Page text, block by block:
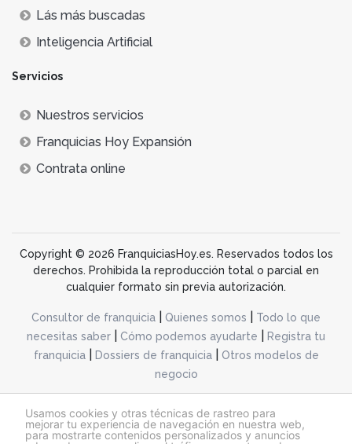
Usamos cookies y otras técnicas de rastreo para
mejorar tu experiencia de navegación en nuestra web,
para mostrarte contenidos personalizados y anuncios
Lás más buscadas
Inteligencia Artificial
Servicios
Nuestros servicios
Franquicias Hoy Expansión
Contrata online
Copyright © 2026 FranquiciasHoy.es. Reservados todos los
derechos. Prohibida la reproducción total o parcial en
cualquier formato sin previa autorización.
Consultor de franquicia Quienes somos
Todo lo que
necesitas saber
Cómo podemos ayudarte
Registra tu
franquicia| Dossiers de franquicia|
Otros modelos de
negocio